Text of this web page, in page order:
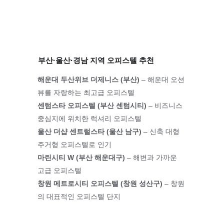
해운대 두산위브 더제니스 (부산) – 해운대 오션
뷰를 자랑하는 최고급 오피스텔
센텀스타 오피스텔 (부산 센텀시티) – 비즈니스
중심지에 위치한 럭셔리 오피스텔
울산 더샵 센트럴스타 (울산 남구) – 신축 대형
주거형 오피스텔로 인기
마린시티 W (부산 해운대구) – 해변과 가까운
고급 오피스텔
창원 메트로시티 오피스텔 (창원 성산구) – 창원
의 대표적인 오피스텔 단지
부산·울산·경남 지역 오피스텔 추천